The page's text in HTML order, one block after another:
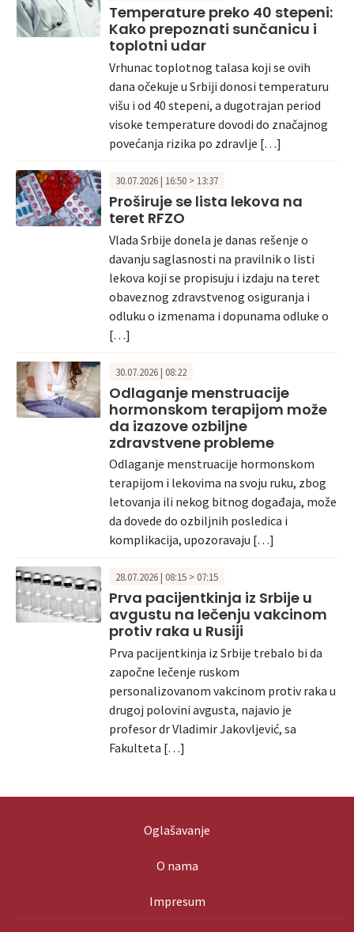
Temperature preko 40 stepeni:
Kako prepoznati sunčanicu i
toplotni udar
Vrhunac toplotnog talasa koji se ovih
dana očekuje u Srbiji donosi temperaturu
višu i od 40 stepeni, a dugotrajan period
visoke temperature dovodi do značajnog
povećanja rizika po zdravlje […]
30.07.2026 | 16:50 > 13:37
Proširuje se lista lekova na
teret RFZO
Vlada Srbije donela je danas rešenje o
davanju saglasnosti na pravilnik o listi
lekova koji se propisuju i izdaju na teret
obaveznog zdravstvenog osiguranja i
odluku o izmenama i dopunama odluke o
[…]
30.07.2026 | 08:22
Odlaganje menstruacije
hormonskom terapijom može
da izazove ozbiljne
zdravstvene probleme
Odlaganje menstruacije hormonskom
terapijom i lekovima na svoju ruku, zbog
letovanja ili nekog bitnog događaja, može
da dovede do ozbiljnih posledica i
komplikacija, upozoravaju […]
28.07.2026 | 08:15 > 07:15
Prva pacijentkinja iz Srbije u
avgustu na lečenju vakcinom
protiv raka u Rusiji
Prva pacijentkinja iz Srbije trebalo bi da
započne lečenje ruskom
personalizovanom vakcinom protiv raka u
drugoj polovini avgusta, najavio je
profesor dr Vladimir Jakovljević, sa
Fakulteta […]
Oglašavanje
O nama
Impresum